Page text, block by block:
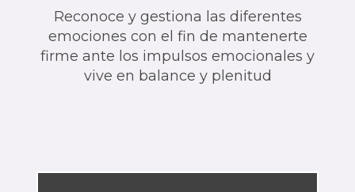
Reconoce y gestiona las diferentes
emociones con el fin de mantenerte
firme ante los impulsos emocionales y
vive en balance y plenitud